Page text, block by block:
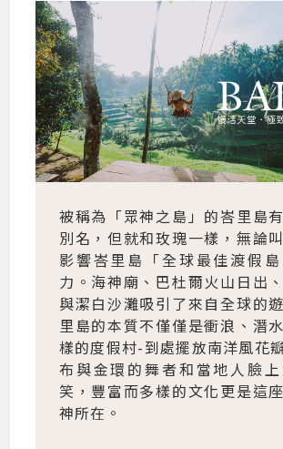
被稱為「眾神之島」的峇里島
別名，但就和玫瑰一樣，無論
影響峇里島「全球最佳渡假
力。海神廟、巴杜爾火山日出
與潔白沙灘吸引了來自全球的
里島的本質不僅僅是衝浪、潛
樣的度假村-到處擺放南洋風花
布與金環的舞者和當地人臉
笑，豐富而多樣的文化更是這
神所在。